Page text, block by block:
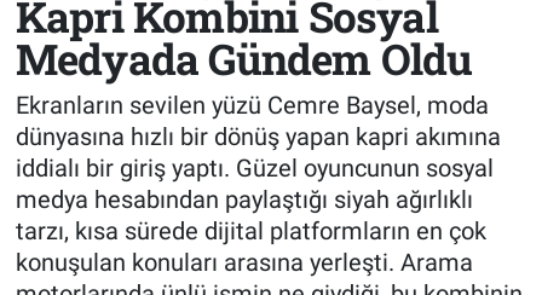
Kapri Kombini Sosyal
Medyada Gündem Oldu
Ekranların sevilen yüzü Cemre Baysel, moda
dünyasına hızlı bir dönüş yapan kapri akımına
iddialı bir giriş yaptı. Güzel oyuncunun sosyal
medya hesabından paylaştığı siyah ağırlıklı
tarzı, kısa sürede dijital platformların en çok
konuşulan konuları arasına yerleşti. Arama
Sağlık
Spor
Teknoloji
Tv Medya
KÜLTÜR SANAT